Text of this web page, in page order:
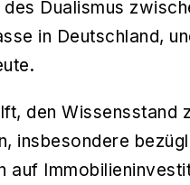
Dualismus
in Deutschland,
den Wissensstand
insbesondere
auf